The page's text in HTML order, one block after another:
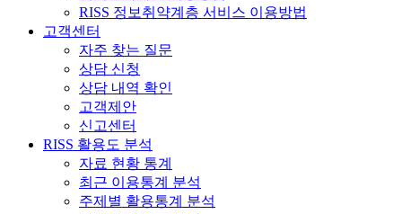
RISS 정보취약계층 서비스 이용방법
고객센터
자주 찾는 질문
상담 신청
상담 내역 확인
고객제안
신고센터
RISS 활용도 분석
자료 현황 통계
최근 이용통계 분석
주제별 활용통계 분석